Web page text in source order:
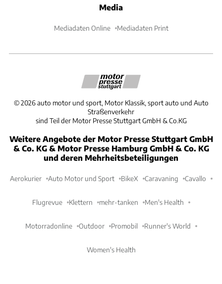
Media
Mediadaten Online Mediadaten Print
©2026 auto motor und sport, Motor Klassik, sport auto und Auto
Straßenverkehr
sind Teil der Motor Presse Stuttgart GmbH & Co.KG
Weitere Angebote der Motor Presse Stuttgart GmbH
& Co. KG & Motor Presse Hamburg GmbH & Co. KG
und deren Mehrheitsbeteiligungen
Aerokurier Auto Motor und Sport BikeX Caravaning Cavallo
Flugrevue Klettern mehr-tanken Men's Health
Motorradonline Outdoor Promobil Runner's World
Women's Health